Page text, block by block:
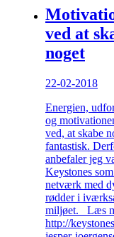
ved at
noget
22-02-2018
Energien,
og
ved, at skabe
fantastisk.
anbefaler jeg
Keystones
netværk med
rødder i
miljøet. Læs
http://